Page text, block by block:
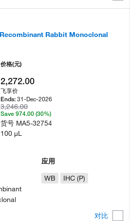
Rabbit Monoclonal
对比
应用
WB
IHC (P)
价格(元)
2,272.00
飞享价
Ends:31-Dec-2026
3,246.00
Save 974.00 (30%)
货号 MA5-32754
100 µL